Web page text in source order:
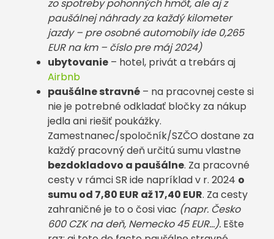
zo spotreby pohonných hmôt, ale aj z
paušálnej náhrady za každý kilometer
jazdy – pre osobné automobily ide 0,265
EUR na km – číslo pre máj 2024)
ubytovanie – hotel, privát a trebárs aj
Airbnb
paušálne stravné – na pracovnej ceste si
nie je potrebné odkladať bločky za nákup
jedla ani riešiť poukážky.
Zamestnanec/spoločník/SZČO dostane za
každý pracovný deň určitú sumu vlastne
bezdokladovo a paušálne. Za pracovné
cesty v rámci SR ide napríklad v r. 2024 o
sumu od 7,80 EUR až 17,40 EUR. Za cesty
zahraničné je to o čosi viac (napr. Česko
600 CZK na deň, Nemecko 45 EUR…). Ešte